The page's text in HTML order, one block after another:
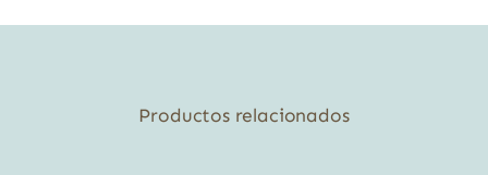
Productos relacionados